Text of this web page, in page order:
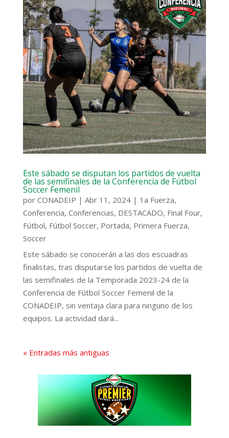
Este sábado se disputan los partidos de vuelta
de las semifinales de la Conferencia de Fútbol
Soccer Femenil
por CONADEIP | Abr 11, 2024| 1a Fuerza,
Conferencia, Conferencias, DESTACADO, Final Four,
Fútbol, Fútbol Soccer, Portada, Primera Fuerza,
Soccer
Este sábado se conocerán a las dos escuadras
finalistas, tras disputarse los partidos de vuelta de
las semifinales de la Temporada 2023-24 de la
Conferencia de Fútbol Soccer Femenil de la
CONADEIP, sin ventaja clara para ninguno de los
equipos. La actividad dará...
« Entradas más antiguas